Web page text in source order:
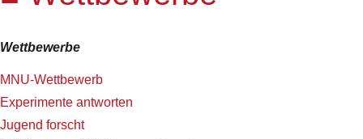
Wettbewerbe
MNU-Wettbewerb
Experimente antworten
Jugend forscht